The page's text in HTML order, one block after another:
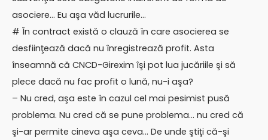
asociere… Eu aşa văd lucrurile…
# În contract există o clauză în care asocierea se
desfiinţează dacă nu înregistrează profit. Asta
înseamnă că CNCD-Girexim îşi pot lua jucăriile şi să
plece dacă nu fac profit o lună, nu-i aşa?
– Nu cred, aşa este în cazul cel mai pesimist pusă
problema. Nu cred că se pune problema… nu cred că
şi-ar permite cineva aşa ceva… De unde ştiţi că-şi